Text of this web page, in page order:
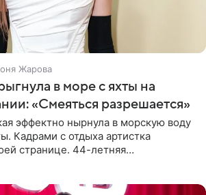
Жарова
в море с яхты на
«Смеяться разрешается»
эффектно нырнула в морскую воду
Кадрами с отдыха артистка
странице. 44-летняя